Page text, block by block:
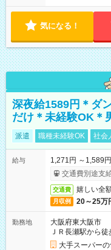
気になる！
深夜給1589円＊ダ
だけ＊未経験OK＊
派遣 職種未経験OK 社会
給与
1,271円 ～1,589
交通費別途支
交通費 嬉しい全
月収例 20～25万
勤務地
大阪府東大阪市
ＪＲ長瀬駅から
大手スーパー